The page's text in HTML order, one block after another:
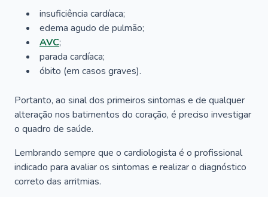
insuficiência cardíaca;
edema agudo de pulmão;
AVC;
parada cardíaca;
óbito (em casos graves).
Portanto, ao sinal dos primeiros sintomas e de qualquer
alteração nos batimentos do coração, é preciso investigar
o quadro de saúde.
Lembrando sempre que o cardiologista é o profissional
indicado para avaliar os sintomas e realizar o diagnóstico
correto das arritmias.